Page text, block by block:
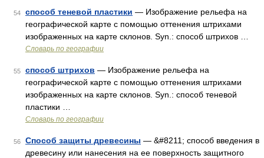
54 способ теневой пластики — Изображение рельефа на
географической карте с помощью оттенения штрихами
изображенных на карте склонов. Syn.: способ штрихов …
Словарь по географии
55 способ штрихов — Изображение рельефа на
географической карте с помощью оттенения штрихами
изображенных на карте склонов. Syn.: способ теневой
пластики …
Словарь по географии
56 Способ защиты древесины — &#8211; способ введения в
древесину или нанесения на ее поверхность защитного